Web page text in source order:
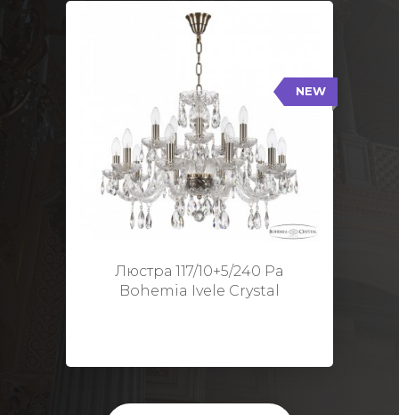
NEW
Люстра 117/10+5/240 Pa
Bohemia Ivele Crystal
117/10+5/240 Pa
Тип: Стеклянный рожок
Цвет арматуры: Патина/
Кол-во ламп: 15
Диаметр: 70 см